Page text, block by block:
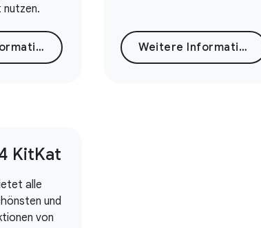
Weitere Informationen Weitere Informationen
KitKat
alle
und
von